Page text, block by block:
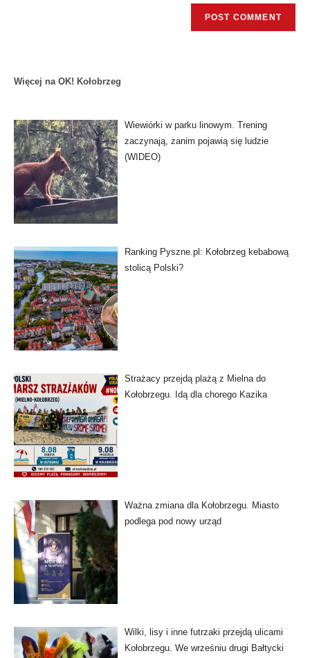
Więcej na OK! Kołobrzeg
Wiewiórki w parku linowym. Trening
zaczynają, zanim pojawią się ludzie
(WIDEO)
Ranking Pyszne.pl: Kołobrzeg kebabową
stolicą Polski?
Strażacy przejdą plażą z Mielna do
Kołobrzegu. Idą dla chorego Kazika
Ważna zmiana dla Kołobrzegu. Miasto
podlega pod nowy urząd
Wilki, lisy i inne futrzaki przejdą ulicami
Kołobrzegu. We wrześniu drugi Bałtycki